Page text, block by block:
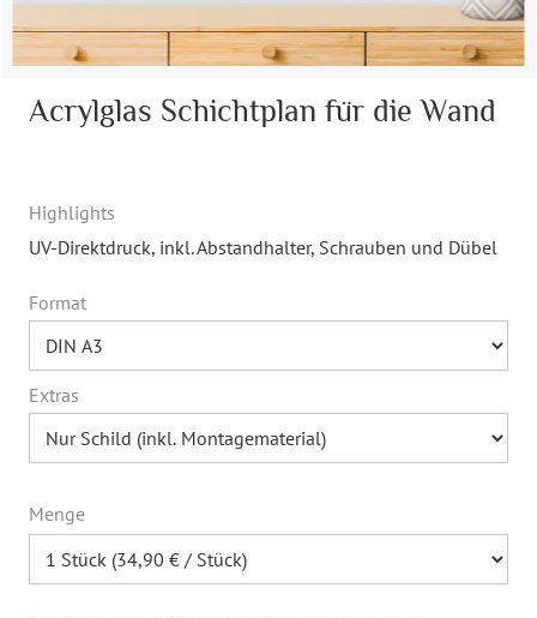
Acrylglas Schichtplan für die Wand
Highlights
UV-Direktdruck, inkl. Abstandhalter, Schrauben und Dübel
Format
Extras
Menge